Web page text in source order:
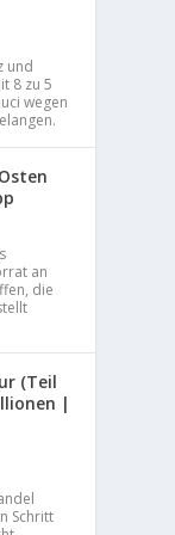
und
8 zu 5
wegen
an
die
(Teil
|
Schritt